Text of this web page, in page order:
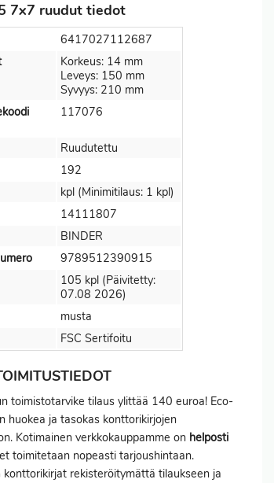
7x7 ruudut tiedot
6417027112687
Korkeus: 14 mm
Leveys: 150 mm
Syvyys: 210 mm
117076
Ruudutettu
192
kpl (Minimitilaus: 1 kpl)
14111807
BINDER
9789512390915
105 kpl (Päivitetty:
07.08 2026)
musta
FSC Sertifoitu
toimistotarvike tilaus ylittää 140 euroa! Eco-
huokea ja tasokas konttorikirjojen
Kotimainen verkkokauppamme on helposti
toimitetaan nopeasti tarjoushintaan.
konttorikirjat rekisteröitymättä tilaukseen ja